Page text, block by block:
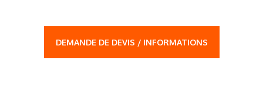
DEMANDE DE DEVIS / INFORMATIONS